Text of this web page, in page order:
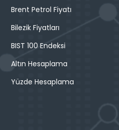
Brent Petrol Fiyatı
Bilezik Fiyatları
BIST 100 Endeksi
Altın Hesaplama
Yüzde Hesaplama